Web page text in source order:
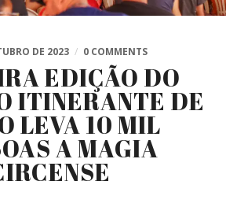
DE 2023 / 0 COMMENTS
EDIÇÃO DO
ITINERANTE DE
LEVA 10 MIL
A MAGIA